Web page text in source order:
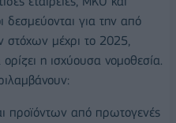
δεσμεύονται για την από
στόχων μέχρι το 2025,
η ισχύουσα νομοθεσία.
προϊόντων από πρωτογενές